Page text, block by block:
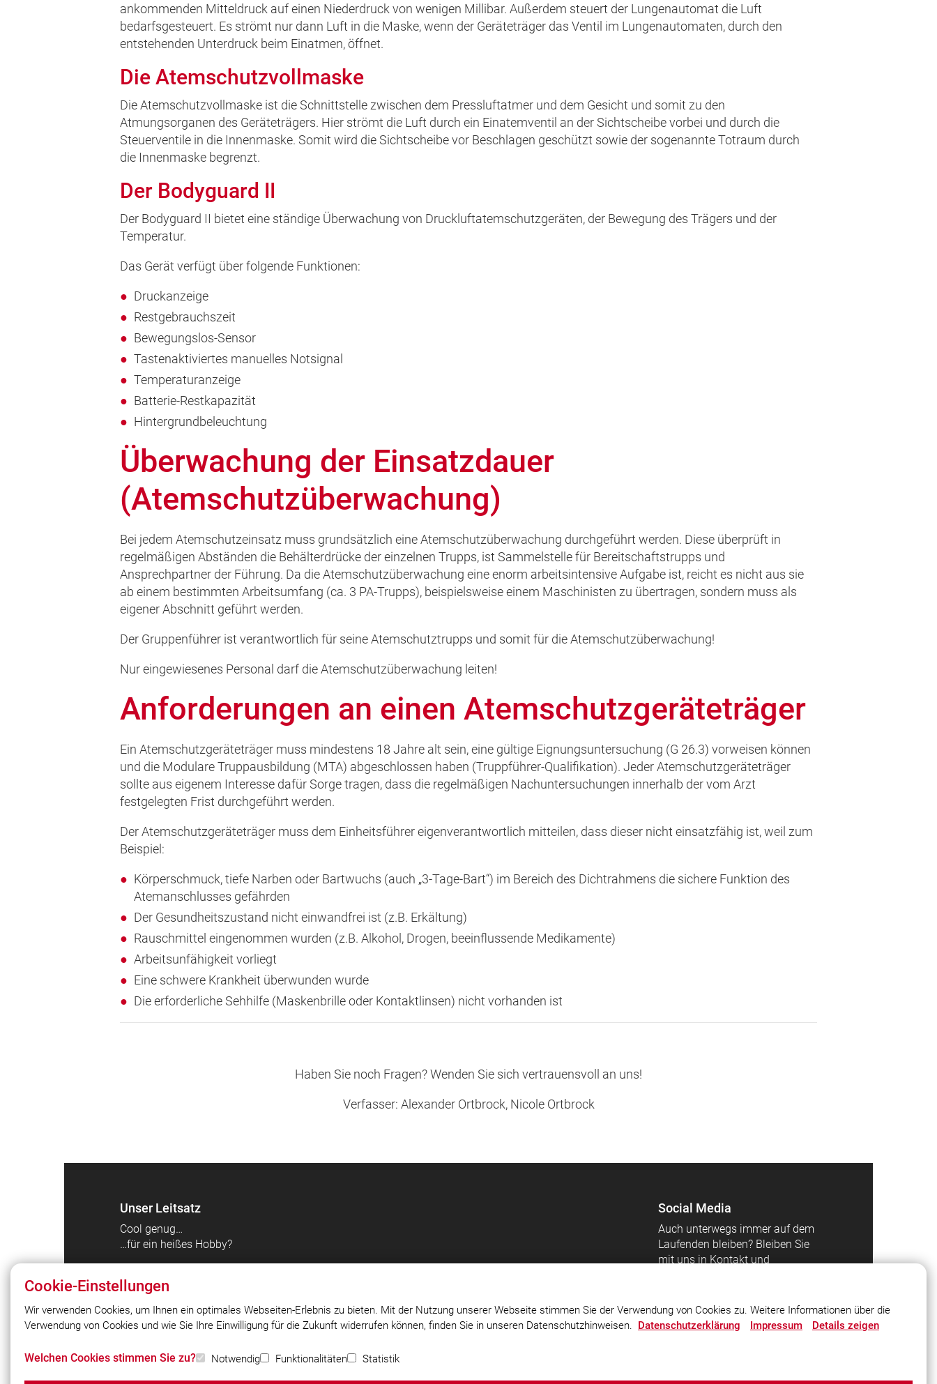
ankommenden Mitteldruck auf einen Niederdruck von wenigen Millibar. Außerdem steuert der Lungenautomat die Luft
bedarfsgesteuert. Es strömt nur dann Luft in die Maske, wenn der Geräteträger das Ventil im Lungenautomaten, durch den
entstehenden Unterdruck beim Einatmen, öffnet.
Die Atemschutzvollmaske
Die Atemschutzvollmaske ist die Schnittstelle zwischen dem Pressluftatmer und dem Gesicht und somit zu den
Atmungsorganen des Geräteträgers. Hier strömt die Luft durch ein Einatemventil an der Sichtscheibe vorbei und durch die
Steuerventile in die Innenmaske. Somit wird die Sichtscheibe vor Beschlagen geschützt sowie der sogenannte Totraum durch
die Innenmaske begrenzt.
Der Bodyguard II
Der Bodyguard II bietet eine ständige Überwachung von Druckluftatemschutzgeräten, der Bewegung des Trägers und der
Temperatur.
Das Gerät verfügt über folgende Funktionen:
Druckanzeige
Restgebrauchszeit
Bewegungslos-Sensor
Tastenaktiviertes manuelles Notsignal
Temperaturanzeige
Batterie-Restkapazität
Hintergrundbeleuchtung
Überwachung der Einsatzdauer
(Atemschutzüberwachung)
Bei jedem Atemschutzeinsatz muss grundsätzlich eine Atemschutzüberwachung durchgeführt werden. Diese überprüft in
regelmäßigen Abständen die Behälterdrücke der einzelnen Trupps, ist Sammelstelle für Bereitschaftstrupps und
Ansprechpartner der Führung. Da die Atemschutzüberwachung eine enorm arbeitsintensive Aufgabe ist, reicht es nicht aus sie
ab einem bestimmten Arbeitsumfang (ca. 3 PA-Trupps), beispielsweise einem Maschinisten zu übertragen, sondern muss als
eigener Abschnitt geführt werden.
Der Gruppenführer ist verantwortlich für seine Atemschutztrupps und somit für die Atemschutzüberwachung!
Nur eingewiesenes Personal darf die Atemschutzüberwachung leiten!
Anforderungen an einen Atemschutzgeräteträger
Ein Atemschutzgeräteträger muss mindestens 18 Jahre alt sein, eine gültige Eignungsuntersuchung (G 26.3) vorweisen können
und die Modulare Truppausbildung (MTA) abgeschlossen haben (Truppführer-Qualifikation). Jeder Atemschutzgeräteträger
sollte aus eigenem Interesse dafür Sorge tragen, dass die regelmäßigen Nachuntersuchungen innerhalb der vom Arzt
festgelegten Frist durchgeführt werden.
Der Atemschutzgeräteträger muss dem Einheitsführer eigenverantwortlich mitteilen, dass dieser nicht einsatzfähig ist, weil zum
Beispiel:
Körperschmuck, tiefe Narben oder Bartwuchs (auch „3-Tage-Bart“) im Bereich des Dichtrahmens die sichere Funktion des
Atemanschlusses gefährden
Der Gesundheitszustand nicht einwandfrei ist (z.B. Erkältung)
Rauschmittel eingenommen wurden (z.B. Alkohol, Drogen, beeinflussende Medikamente)
Arbeitsunfähigkeit vorliegt
Eine schwere Krankheit überwunden wurde
Die erforderliche Sehhilfe (Maskenbrille oder Kontaktlinsen) nicht vorhanden ist
Haben Sie noch Fragen? Wenden Sie sich vertrauensvoll an uns!
Verfasser: Alexander Ortbrock, Nicole Ortbrock
Unser Leitsatz
Cool genug…
…für ein heißes Hobby?
Social Media
Auch unterwegs immer auf dem
Laufenden bleiben? Bleiben Sie
mit uns in Kontakt und
Bahnhof
Cookie-Einstellungen
Wir verwenden Cookies, um Ihnen ein optimales Webseiten-Erlebnis zu bieten. Mit der Nutzung unserer Webseite stimmen Sie der Verwendung von Cookies zu. Weitere Informationen über die
Verwendung von Cookies und wie Sie Ihre Einwilligung für die Zukunft widerrufen können, finden Sie in unseren Datenschutzhinweisen. Datenschutzerklärung Impressum Details zeigen
Welchen Cookies stimmen Sie zu? Notwendig Funktionalitäten Statistik